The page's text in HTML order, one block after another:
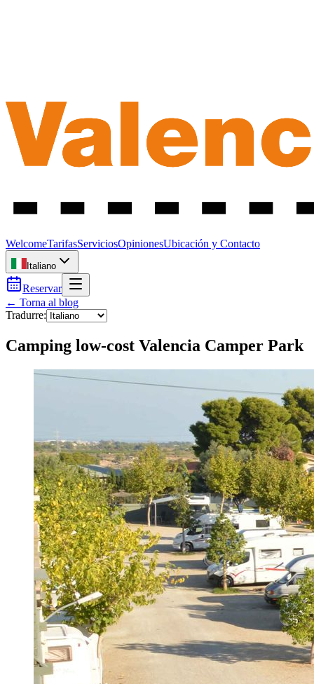
WelcomeTarifasServiciosOpinionesUbicación y Contacto
Italiano
Reservar
← Torna al blog
Tradurre:
Camping low-cost Valencia Camper Park